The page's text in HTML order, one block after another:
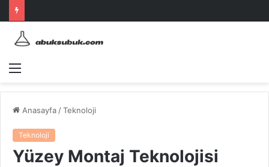
Menü
Anasayfa /Teknoloji
Teknoloji
Yüzey Montaj Teknolojisi